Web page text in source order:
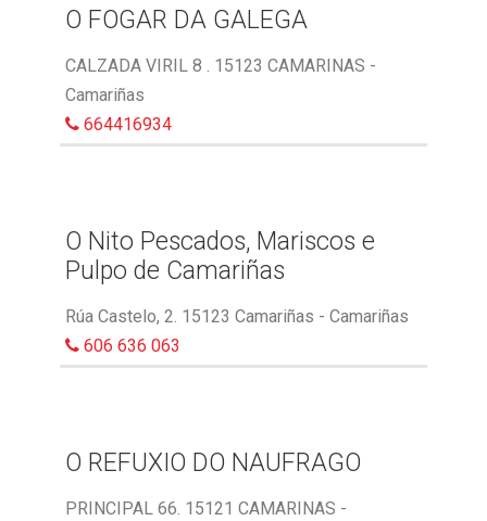
O FOGAR DA GALEGA
CALZADA VIRIL 8 . 15123 CAMARINAS -
Camariñas
664416934
O Nito Pescados, Mariscos e
Pulpo de Camariñas
Rúa Castelo, 2. 15123 Camariñas - Camariñas
606 636 063
O REFUXIO DO NAUFRAGO
PRINCIPAL 66. 15121 CAMARINAS -